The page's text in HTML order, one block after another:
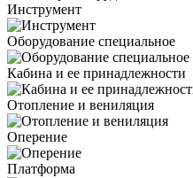
Инструмент
Оборудование специальное
Кабина и ее принадлежности
Отопление и вениляция
Оперение
Платформа